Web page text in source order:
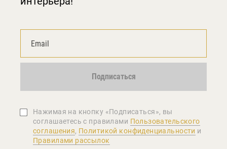
Подписаться
Нажимая на кнопку «Подписаться», вы
соглашаетеcь с правилами Пользовательского
соглашения, Политикой конфиденциальности и
Правилами рассылок